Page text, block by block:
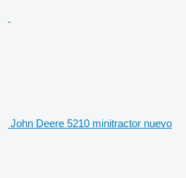
John Deere 5210 minitractor nuevo